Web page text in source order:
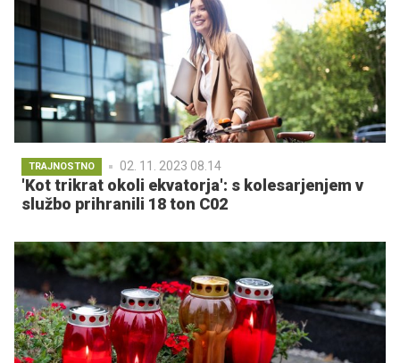
TRAJNOSTNO 02. 11. 2023 08.14
'Kot trikrat okoli ekvatorja': s kolesarjenjem v
službo prihranili 18 ton C02